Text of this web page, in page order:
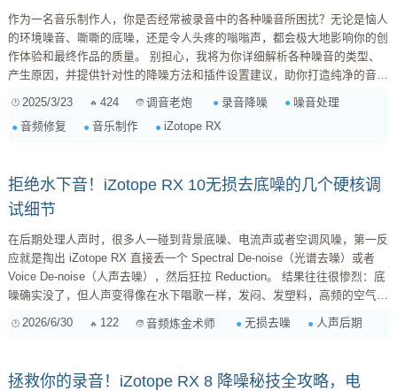
作为一名音乐制作人，你是否经常被录音中的各种噪音所困扰？无论是恼人
的环境噪音、嘶嘶的底噪，还是令人头疼的嗡嗡声，都会极大地影响你的创
作体验和最终作品的质量。 别担心，我将为你详细解析各种噪音的类型、
产生原因，并提供针对性的降噪方法和插件设置建议，助你打造纯净的音乐
了解它们的特点和成因是有效降噪的第一步。 1. 宽带噪音 (Broadband
Noise) 特点 : 宽带噪音是指包含各种频率成分的噪音，听起来像是“...
2025/3/23 424 调音老炮 录音降噪
噪音处理
音频修复
音乐制作 iZotope RX
拒绝水下音！iZotope RX 10无损去底噪的几个硬核调
试细节
在后期处理人声时，很多人一碰到背景底噪、电流声或者空调风噪，第一反
应就是掏出 iZotope RX 直接丢一个 Spectral De-noise（光谱去噪）或者
Voice De-noise（人声去噪），然后狂拉 Reduction。 结果往往很惨烈：底
噪确实没了，但人声变得像在水下唱歌一样，发闷、发塑料，高频的空气感
和辅音（如 th, s, p, k）瞬间碎成渣。这种因为过度去噪产生的“相位破碎”
老手在用 RX 10...
2026/6/30 122 音频炼金术师 无损去噪 人声后期
拯救你的录音！iZotope RX 8 降噪秘技全攻略，电